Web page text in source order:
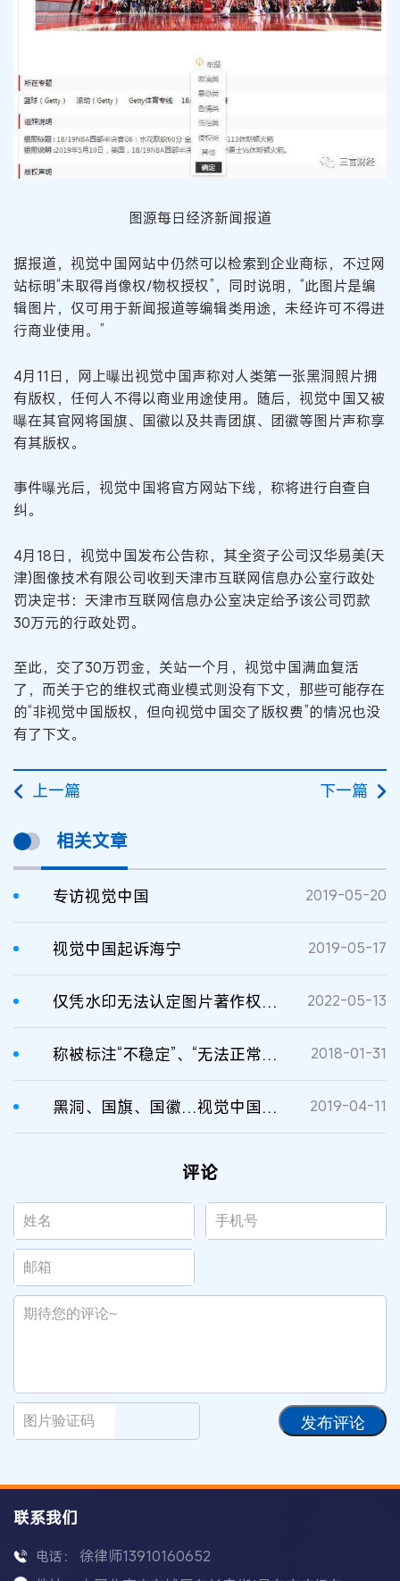
图源每日经济新闻报道
据报道，视觉中国网站中仍然可以检索到企业商标，不过网
站标明“未取得肖像权/物权授权”，同时说明，“此图片是编
辑图片，仅可用于新闻报道等编辑类用途，未经许可不得进
行商业使用。”
4月11日，网上曝出视觉中国声称对人类第一张黑洞照片拥
有版权，任何人不得以商业用途使用。随后，视觉中国又被
曝在其官网将国旗、国徽以及共青团旗、团徽等图片声称享
有其版权。
事件曝光后，视觉中国将官方网站下线，称将进行自查自
纠。
4月18日，视觉中国发布公告称，其全资子公司汉华易美(天
津)图像技术有限公司收到天津市互联网信息办公室行政处
罚决定书：天津市互联网信息办公室决定给予该公司罚款
30万元的行政处罚。
至此，交了30万罚金，关站一个月，视觉中国满血复活
了，而关于它的维权式商业模式则没有下文，那些可能存在
的“非视觉中国版权，但向视觉中国交了版权费”的情况也没
有了下文。
上一篇 下一篇
相关文章
专访视觉中国 2019-05-20
视觉中国起诉海宁 2019-05-17
仅凭水印无法认定图片著作权——从视觉中国案件看电子证据疑云 2022-05-13
称被标注“不稳定”、“无法正常访问”，今日头条诉百度不正当竞争 索赔500万等 2018-01-31
黑洞、国旗、国徽…视觉中国版权问题遭讨伐后，网站打不开了 2019-04-11
评论
发布评论
联系我们
电话： 徐律师13910160652